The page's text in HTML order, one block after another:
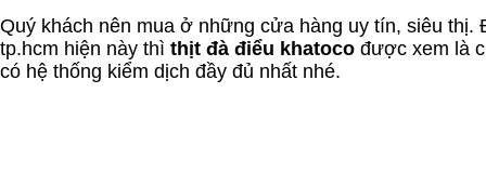
Quý khách nên mua ở những cửa hàng uy tín, siêu thị.
tp.hcm hiện này thì thịt đà điểu khatoco được xem là
có hệ thống kiểm dịch đầy đủ nhất nhé.